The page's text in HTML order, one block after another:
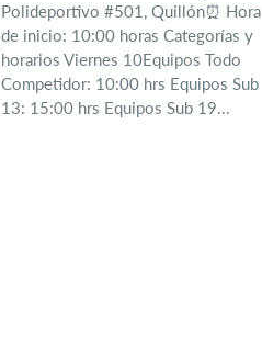
Polideportivo #501, Quillón⏰ Hora
de inicio: 10:00 horas Categorías y
horarios Viernes 10Equipos Todo
Competidor: 10:00 hrs Equipos Sub
13: 15:00 hrs Equipos Sub 19...